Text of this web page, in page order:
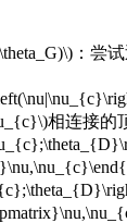
：尝
相连接的